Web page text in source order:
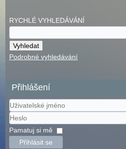
RYCHLÉ VYHLEDÁVÁNÍ
Podrobné vyhledávání
Přihlášení
Uživatelské
jméno
Heslo
Pamatuj si mě
Přihlásit se